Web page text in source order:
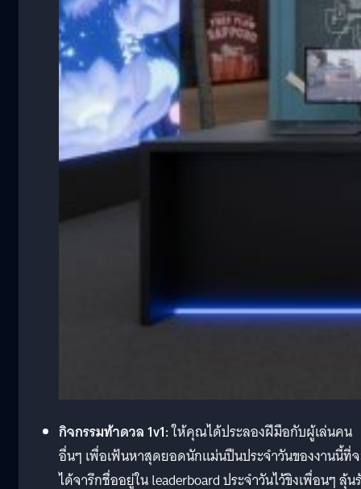
กิจกรรมท้าดวล 1v1:ให้คุณได้ประลองฝีมือกับผู้เล่นคน
อื่นๆ เพื่อเฟ้นหาสุดยอดนักแม่นปืนประจำวันของงานนี้ที่
ได้จารึกชื่ออยู่ใน leaderboard ประจำวันไว้ขิงเพื่อนๆ ลุ้น